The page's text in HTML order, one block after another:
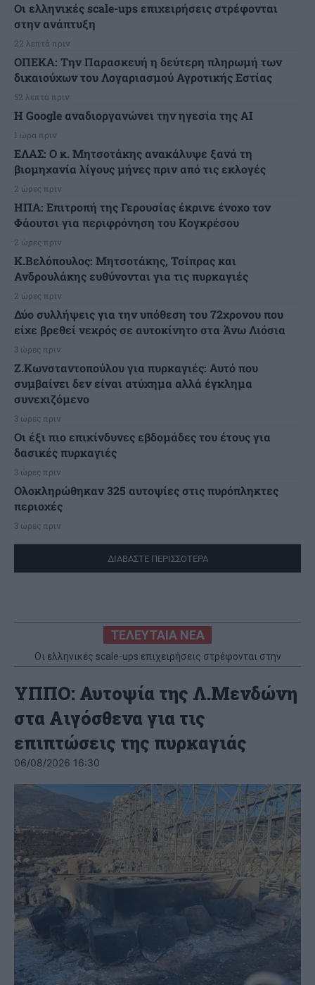
Οι ελληνικές scale-ups επιχειρήσεις στρέφονται
στην ανάπτυξη
22 λεπτά πριν
ΟΠΕΚΑ: Την Παρασκευή η δεύτερη πληρωμή των
δικαιούχων του Λογαριασμού Αγροτικής Εστίας
52 λεπτά πριν
H Google αναδιοργανώνει την ηγεσία της AI
1 ώρα πριν
ΕΛΑΣ: Ο κ. Μητσοτάκης ανακάλυψε ξανά τη
βιομηχανία λίγους μήνες πριν από τις εκλογές
2 ώρες πριν
ΗΠΑ: Επιτροπή της Γερουσίας έκρινε ένοχο τον
Φάουτσι για περιφρόνηση του Κογκρέσου
2 ώρες πριν
K.Βελόπουλος: Μητσοτάκης, Τσίπρας και
Ανδρουλάκης ευθύνονται για τις πυρκαγιές
2 ώρες πριν
Δύο συλλήψεις για την υπόθεση του 72χρονου που
είχε βρεθεί νεκρός σε αυτοκίνητο στα Άνω Λιόσια
3 ώρες πριν
Ζ.Κωνσταντοπούλου για πυρκαγιές: Αυτό που
συμβαίνει δεν είναι ατύχημα αλλά έγκλημα
συνεχιζόμενο
3 ώρες πριν
Οι έξι πιο επικίνδυνες εβδομάδες του έτους για
δασικές πυρκαγιές
3 ώρες πριν
Ολοκληρώθηκαν 325 αυτοψίες στις πυρόπληκτες
περιοχές
3 ώρες πριν
ΔΙΑΒΑΣΤΕ ΠΕΡΙΣΣΟΤΕΡΑ